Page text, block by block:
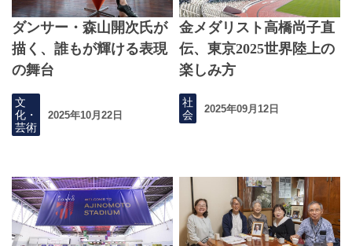
ダンサー・森山開次氏が
描く、誰もが輝ける表現
の舞台
文
化・
芸術
2025年10月22日
金メダリスト高橋尚子直
伝、東京2025世界陸上の
楽しみ方
社
会
2025年09月12日